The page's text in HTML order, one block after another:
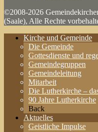
©2008-2026
(Saale), Alle Rechte
Kirche und Gemeinde
Die Gemeinde
Gottesdienste und
Gemeindegruppen
Gemeindeleitung
Mitarbeit
Die Lutherkirche –
90 Jahre Lutherkirche
Back
Aktuelles
Geistliche Impulse